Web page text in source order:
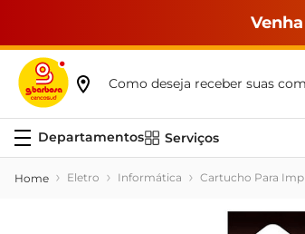
Como deseja receber suas
Serviços
Eletro Informática Cartucho Para